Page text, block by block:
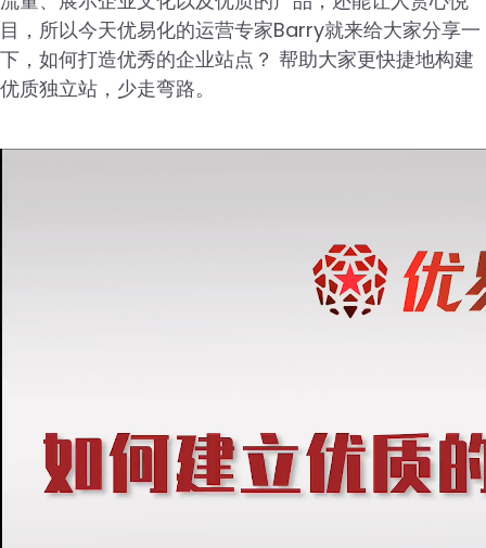
目，所以今天优易化的运营专家Barry就来给大家分享一
下，如何打造优秀的企业站点？ 帮助大家更快捷地构建
优质独立站，少走弯路。